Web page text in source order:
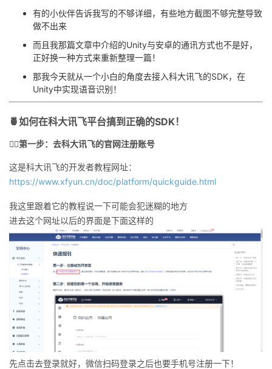
子
直
的
我
注
我
开
者
堂
我
的
课
程
我
的
认
证
我
的
实
我
的
的
我
的
持
我
的
技
支
持
我
的
声
建
有的小伙伴告诉我写的不够详细，有些地方截图不够完整导致
做不出来
而且我那篇文章中介绍的Unity与安卓的通讯方式也不是好，
正好换一种方式来重新整理一篇！
那我今天就从一个小白的角度去接入科大讯飞的SDK，在
Unity中实现语音识别！
🍍如何在科大讯飞平台搞到正确的SDK！
🏳️‍🌈第一步：去科大讯飞的官网注册账号
这是科大讯飞的开发者教程网址：
https://www.xfyun.cn/doc/platform/quickguide.html
我这里跟着它的教程说一下可能会犯迷糊的地方
进去这个网址以后的界面是下面这样的
先点击去登录就好，微信扫码登录之后也要手机号注册一下！